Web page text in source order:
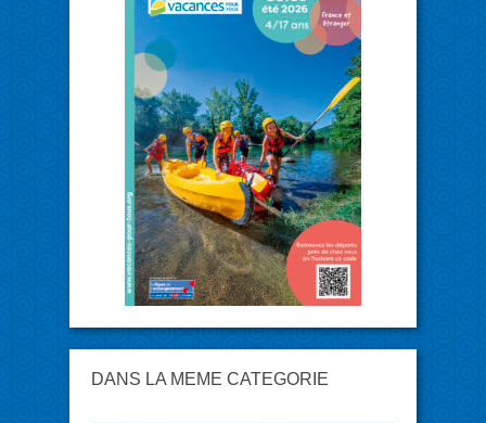
DANS LA MÊME CATÉGORIE